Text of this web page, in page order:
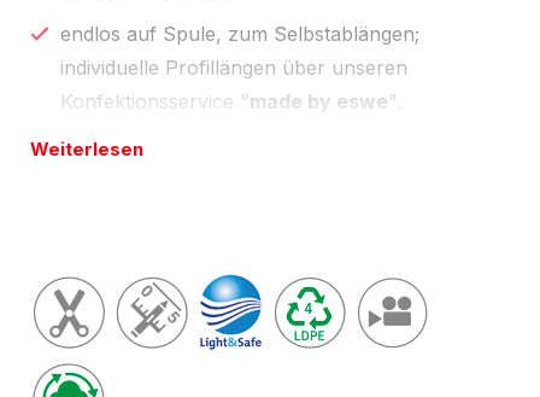
endlos auf Spule, zum Selbstablängen;
individuelle Profillängen über unseren
Konfektionsservice "made by eswe".
aktuell gültigen Zertifikate finden Sie unter
Downloads.
Umwelt-Tipp:
Weiterlesen